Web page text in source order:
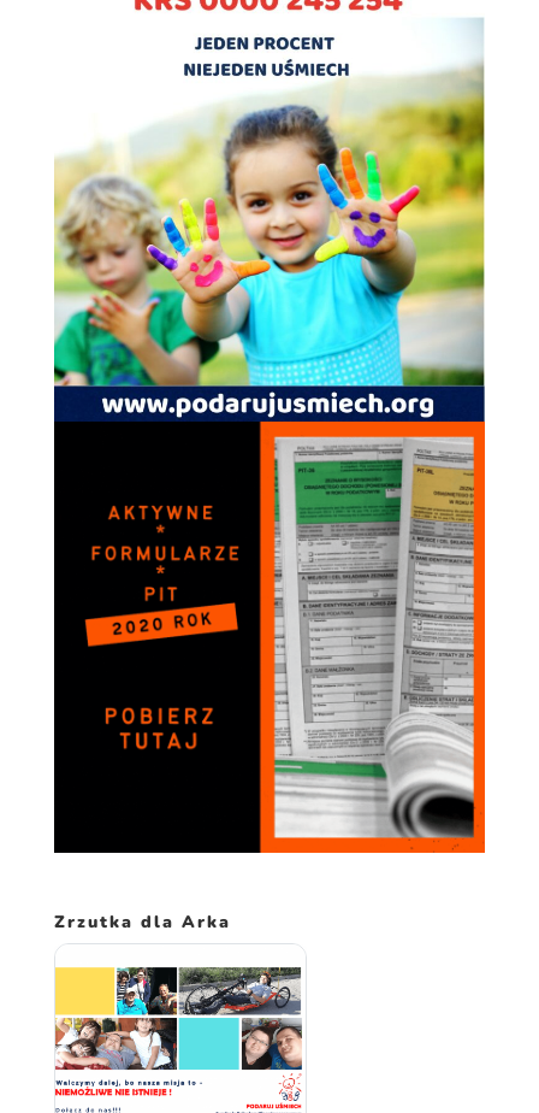
Zrzutka dla Arka
Doświadczenie
Aby nasza strona
internetowa
najlepiej podczas
twojego przejścia
na nią. Jeśli
odrzucisz te pliki
cookie, niektóre
funkcje znikną
ze strony
internetowej.
Marketing
Udostępniając
swoje
zainteresowania i
zachowania
podczas
odwiedzania naszej
strony, zwiększasz
szansę na
zobaczenie
spersonalizowanych
treści i ofert.